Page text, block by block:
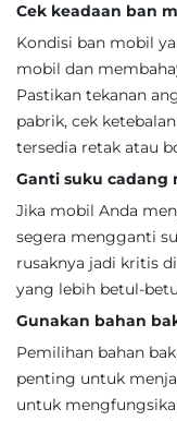
Cek keadaan ban
Kondisi ban mobil
mobil dan
Pastikan tekanan
pabrik, cek
tersedia retak atau
Ganti suku cadang
Jika mobil Anda
segera mengganti
rusaknya jadi kritis
yang lebih betul-
Gunakan bahan
Pemilihan bahan
penting untuk
untuk